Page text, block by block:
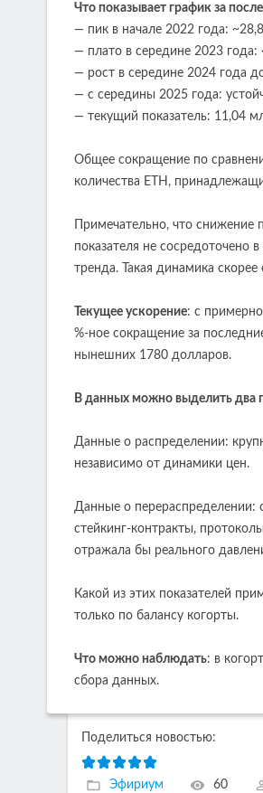
Что показывает график за
— пик в начале 2022 года:
— плато в середине 2023
— рост в середине 2024 года
— с середины 2025 года:
— текущий показатель: 11,04
Общее сокращение по
количества ETH,
Примечательно, что
показателя не
тренда. Такая динамика
Текущее ускорение: с
%-ное сокращение за
нынешних 1780 долларов.
В данных можно выделить два
Данные о распределении:
независимо от динамики цен.
Данные о перераспределении:
стейкинг-контракты,
отражала бы реального
Какой из этих показателей
только по балансу когорты.
Что можно наблюдать: в
сбора данных.
Поделиться новостью:
Эфириум 60